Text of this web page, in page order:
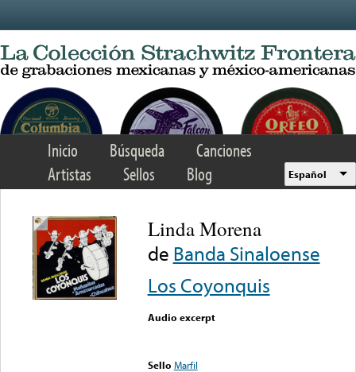
Inicio Búsqueda
Canciones
Artistas
Sellos Blog Español
Linda Morena
de Banda Sinaloense
Los Coyonquis
Audio excerpt
Sello Marfil